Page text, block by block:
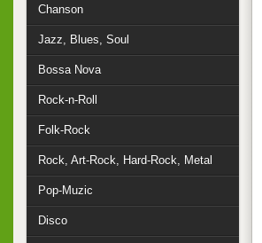
Chanson
Jazz, Blues, Soul
Bossa Nova
Rock-n-Roll
Folk-Rock
Rock, Art-Rock, Hard-Rock, Metal
Pop-Muzic
Disco